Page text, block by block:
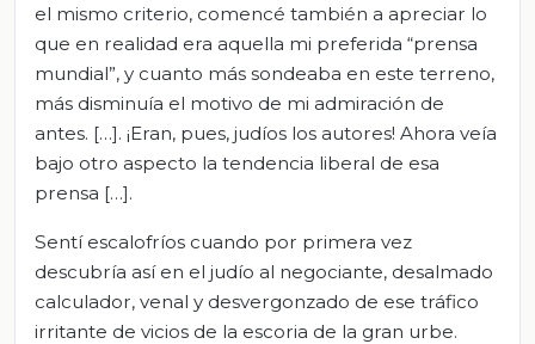
el mismo criterio, comencé también a apreciar lo
que en realidad era aquella mi preferida “prensa
mundial”, y cuanto más sondeaba en este terreno,
más disminuía el motivo de mi admiración de
antes. […]. ¡Eran, pues, judíos los autores! Ahora veía
bajo otro aspecto la tendencia liberal de esa
prensa […].
Sentí escalofríos cuando por primera vez
descubría así en el judío al negociante, desalmado
calculador, venal y desvergonzado de ese tráfico
irritante de vicios de la escoria de la gran urbe.